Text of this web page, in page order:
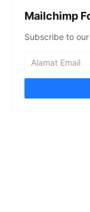
Mailchimp
Subscribe to